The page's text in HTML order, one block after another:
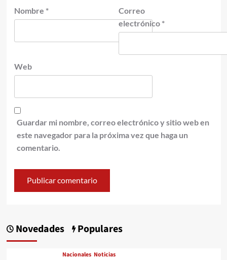
Nombre *
Correo
electrónico *
Web
Guardar mi nombre, correo electrónico y sitio web en
este navegador para la próxima vez que haga un
comentario.
Novedades Populares
Nacionales Noticias